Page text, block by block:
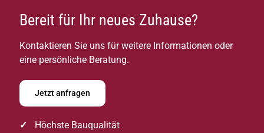
Bereit für Ihr neues Zuhause?
Kontaktieren Sie uns für weitere Informationen oder
eine persönliche Beratung.
Jetzt anfragen
Höchste Bauqualität